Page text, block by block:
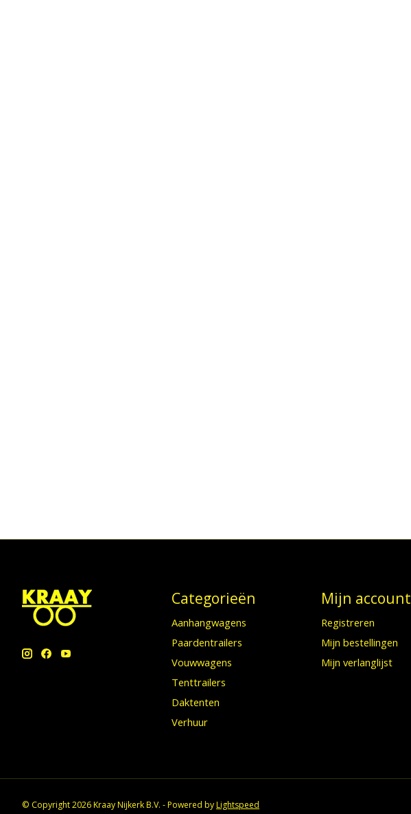
Categorieën
Aanhangwagens
Paardentrailers
Vouwwagens
Tenttrailers
Daktenten
Verhuur
Mijn account
Registreren
Mijn bestellingen
Mijn verlanglijst
© Copyright 2026 Kraay Nijkerk B.V. - Powered byLightspeed